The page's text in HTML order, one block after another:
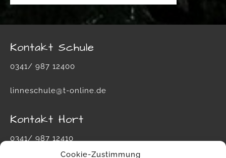
Cookie-Zustimmung
Kontakt Schule
0341/ 987 12400
linneschule@t-online.de
Kontakt Hort
0341/ 987 12410